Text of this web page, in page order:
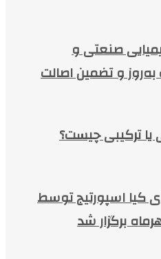
صنعتی و
و تضمین اصالت
ترکیبی چیست؟
کیا اسپورتیج توسط
برگزار شد